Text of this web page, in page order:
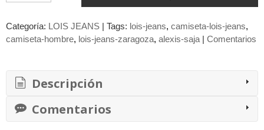
Categoría: LOIS JEANS | Tags: lois-jeans camiseta-lois-jeans
camiseta-hombre lois-jeans-zaragoza alexis-saja | Comentarios
Descripción
Comentarios